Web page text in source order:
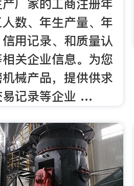
厂家的工商注册年
数、年生产量、年
用记录、和质量认
关企业信息。为您
械产品，提供供求
易记录等企业 …